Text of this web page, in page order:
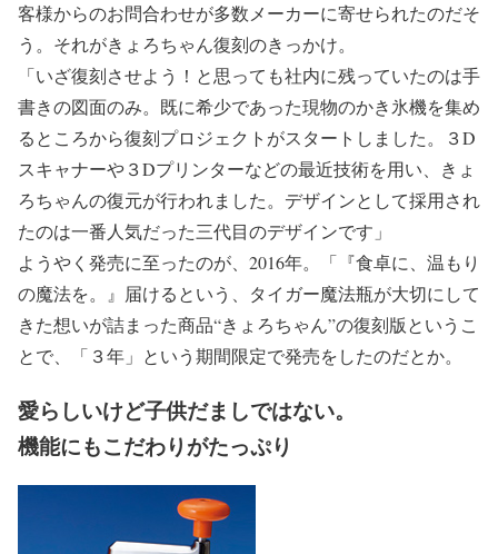
客様からのお問合わせが多数メーカーに寄せられたのだそ
う。それがきょろちゃん復刻のきっかけ。
「いざ復刻させよう！と思っても社内に残っていたのは手
書きの図面のみ。既に希少であった現物のかき氷機を集め
るところから復刻プロジェクトがスタートしました。３D
スキャナーや３Dプリンターなどの最近技術を用い、きょ
ろちゃんの復元が行われました。デザインとして採用され
たのは一番人気だった三代目のデザインです」
ようやく発売に至ったのが、2016年。「『食卓に、温もり
の魔法を。』届けるという、タイガー魔法瓶が大切にして
きた想いが詰まった商品“きょろちゃん”の復刻版というこ
とで、「３年」という期間限定で発売をしたのだとか。
愛らしいけど子供だましではない。
機能にもこだわりがたっぷり